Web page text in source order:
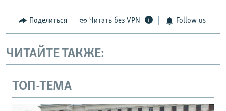
Поделиться Читать без VPN Follow us
ЧИТАЙТЕ ТАКЖЕ:
ТОП-ТЕМА